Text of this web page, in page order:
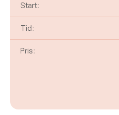
Start:
Tid:
Pris: